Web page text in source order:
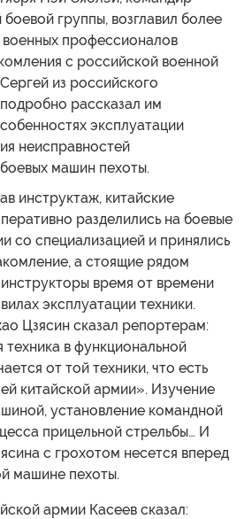
группы, возглавил более
профессионалов
с российской военной
из российского
рассказал им
эксплуатации
неисправностей
машин пехоты.
инструктаж, китайские
разделились на боевые
со специализацией и принялись
а стоящие рядом
время от времени
эксплуатации техники.
Цзясин сказал репортерам:
в функциональной
от той техники, что есть
китайской армии». Изучение
установление командной
прицельной стрельбы… И
с грохотом несется вперед
машине пехоты.
армии Касеев сказал: